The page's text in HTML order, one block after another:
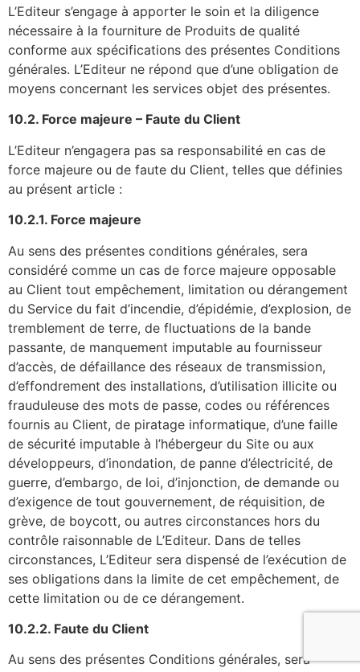
L’Editeur s’engage à apporter le soin et la diligence
nécessaire à la fourniture de Produits de qualité
conforme aux spécifications des présentes Conditions
générales. L’Editeur ne répond que d’une obligation de
moyens concernant les services objet des présentes.
10.2. Force majeure – Faute du Client
L’Editeur n’engagera pas sa responsabilité en cas de
force majeure ou de faute du Client, telles que définies
au présent article :
10.2.1. Force majeure
Au sens des présentes conditions générales, sera
considéré comme un cas de force majeure opposable
au Client tout empêchement, limitation ou dérangement
du Service du fait d’incendie, d’épidémie, d’explosion, de
tremblement de terre, de fluctuations de la bande
passante, de manquement imputable au fournisseur
d’accès, de défaillance des réseaux de transmission,
d’effondrement des installations, d’utilisation illicite ou
frauduleuse des mots de passe, codes ou références
fournis au Client, de piratage informatique, d’une faille
de sécurité imputable à l’hébergeur du Site ou aux
développeurs, d’inondation, de panne d’électricité, de
guerre, d’embargo, de loi, d’injonction, de demande ou
d’exigence de tout gouvernement, de réquisition, de
grève, de boycott, ou autres circonstances hors du
contrôle raisonnable de L’Editeur. Dans de telles
circonstances, L’Editeur sera dispensé de l’exécution de
ses obligations dans la limite de cet empêchement, de
cette limitation ou de ce dérangement.
10.2.2. Faute du Client
Au sens des présentes Conditions générales, sera